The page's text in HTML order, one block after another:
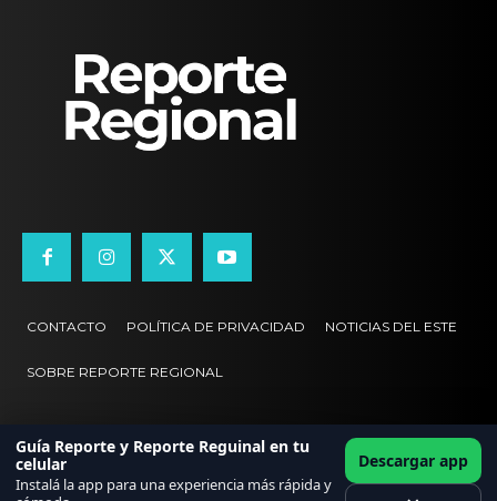
CONTACTO POLÍTICA DE PRIVACIDAD NOTICIAS DEL ESTE
SOBRE REPORTE REGIONAL
Guía Reporte y Reporte Reguinal en tu
celular
Instalá la app para una experiencia más rápida y
Descargar app